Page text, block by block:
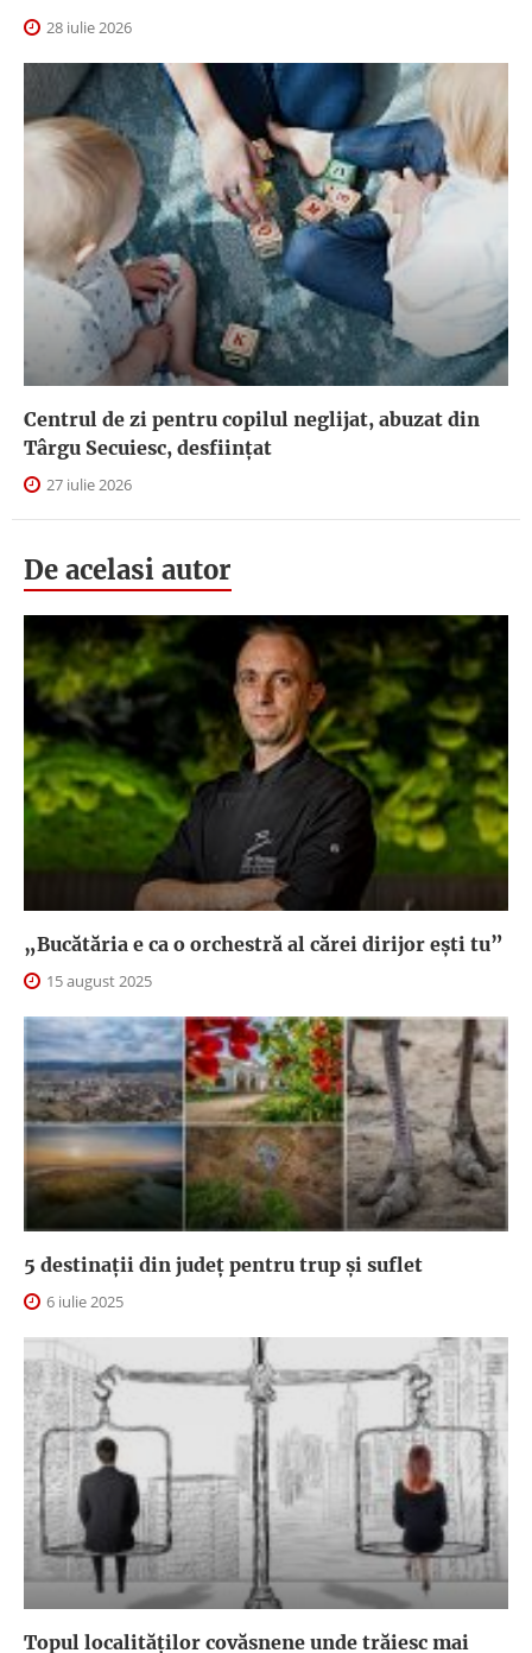
28 iulie 2026
Centrul de zi pentru copilul neglijat, abuzat din
Târgu Secuiesc, desfiinţat
27 iulie 2026
De acelasi autor
„Bucătăria e ca o orchestră al cărei dirijor ești tu”
15 august 2025
5 destinații din județ pentru trup și suflet
6 iulie 2025
Topul localităților covăsnene unde trăiesc mai